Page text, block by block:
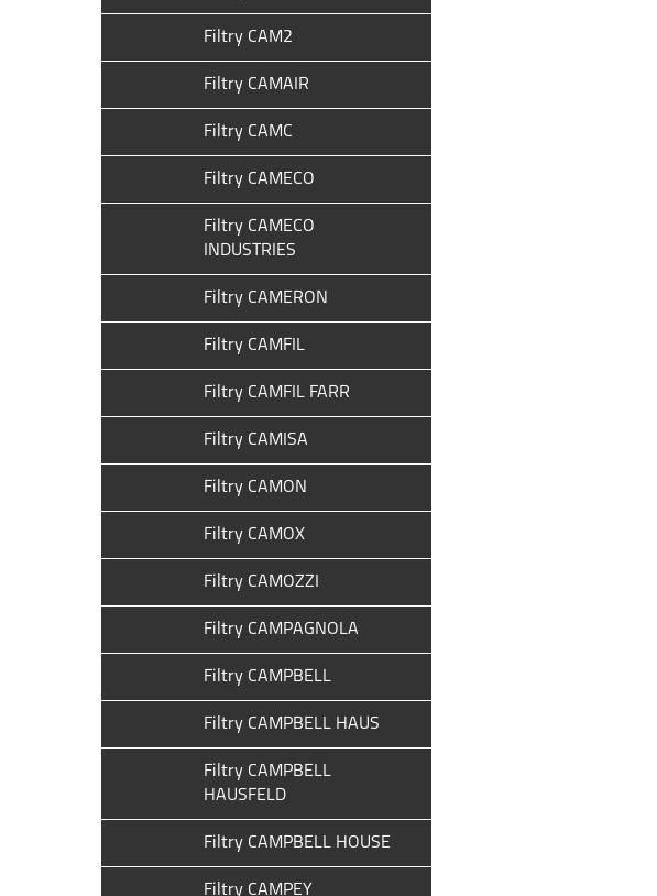
Filtry CAM2
Filtry CAMAIR
Filtry CAMC
Filtry CAMECO
Filtry CAMECO
INDUSTRIES
Filtry CAMERON
Filtry CAMFIL
Filtry CAMFIL FARR
Filtry CAMISA
Filtry CAMON
Filtry CAMOX
Filtry CAMOZZI
Filtry CAMPAGNOLA
Filtry CAMPBELL
Filtry CAMPBELL HAUS
Filtry CAMPBELL
HAUSFELD
Filtry CAMPBELL HOUSE
Filtry CAMPEY